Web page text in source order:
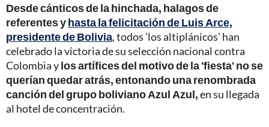
Desde cánticos de la hinchada, halagos de
referentes yhasta la felicitación de Luis Arce,
presidente de Bolivia, todos 'los altiplánicos' han
celebrado la victoria de su selección nacional contra
Colombia ylos artífices del motivo de la 'fiesta' no se
querían quedar atrás, entonando una renombrada
canción del grupo boliviano Azul Azul,en su llegada
al hotel de concentración.